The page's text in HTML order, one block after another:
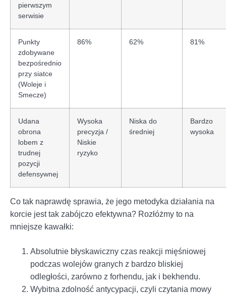
pierwszym
serwisie
Punkty
zdobywane
bezpośrednio
przy siatce
(Woleje i
Smecze)
86% 62% 81%
Udana
obrona
lobem z
trudnej
pozycji
defensywnej
Wysoka
precyzja /
Niskie
ryzyko
Niska do
średniej
Bardzo
wysoka
Co tak naprawdę sprawia, że jego metodyka działania na
korcie jest tak zabójczo efektywna? Rozłóżmy to na
mniejsze kawałki:
Absolutnie błyskawiczny czas reakcji mięśniowej
podczas wolejów granych z bardzo bliskiej
odległości, zarówno z forhendu, jak i bekhendu.
Wybitna zdolność antycypacji, czyli czytania mowy